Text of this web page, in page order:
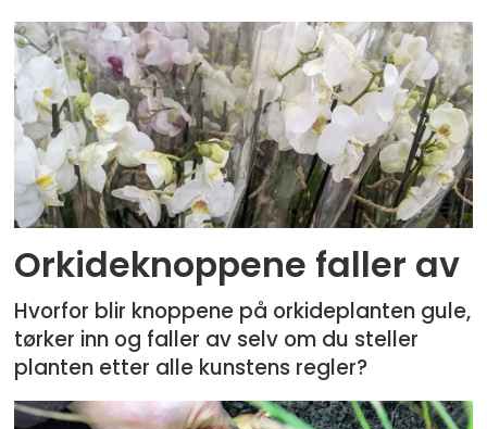
Orkideknoppene faller av
Hvorfor blir knoppene på orkideplanten gule,
tørker inn og faller av selv om du steller
planten etter alle kunstens regler?